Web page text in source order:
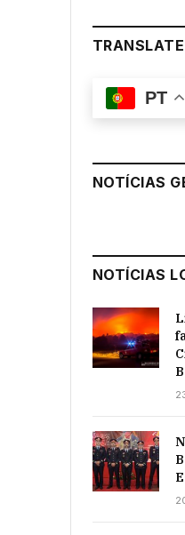
TRANSLATE
PT
NOTÍCIAS
NOTÍCIAS